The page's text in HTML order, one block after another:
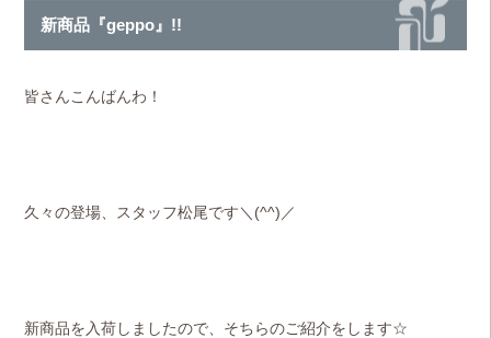
新商品『geppo』!!
皆さんこんばんわ！
久々の登場、スタッフ松尾です＼(^^)／
新商品を入荷しましたので、そちらのご紹介をします☆